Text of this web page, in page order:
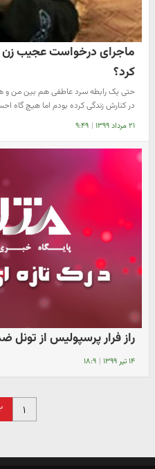
ماجرای درخواست عجیب زن
کرد؟
در کنارش زندگی کرده بودم اما هیچ گاه
۲۱ مرداد ۱۳۹۹ | ۹:۴۹
راز فرار پرسپولیس از تونل
۱۴ تیر ۱۳۹۹ | ۱۸:۹
۱